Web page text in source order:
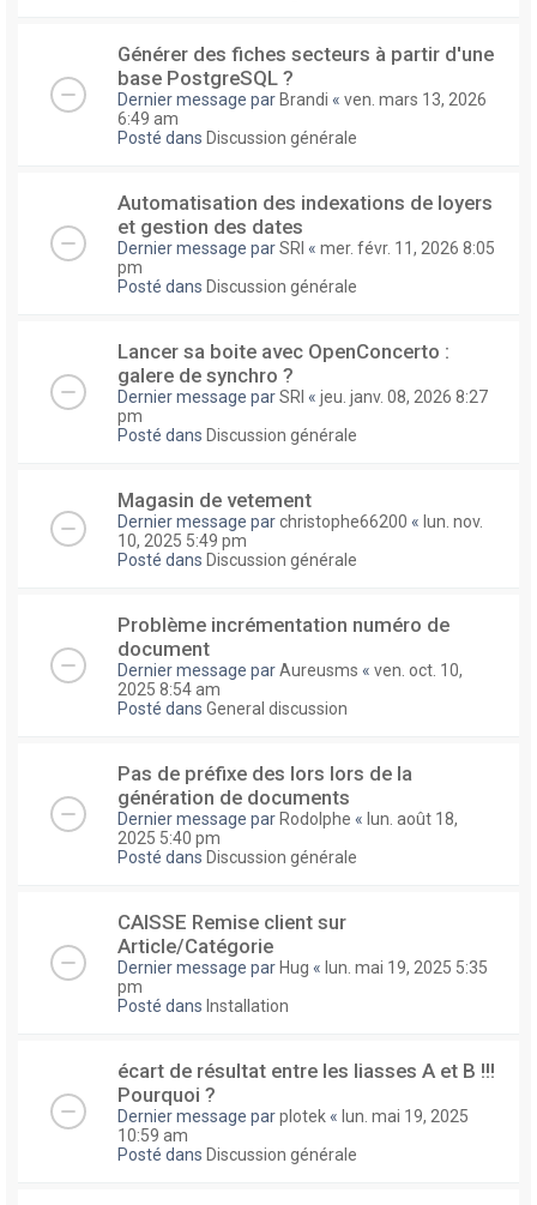
Générer des fiches secteurs à partir d'une
base PostgreSQL ?
Dernier message par Brandi « ven. mars 13, 2026
6:49 am
Posté dans Discussion générale
Automatisation des indexations de loyers
et gestion des dates
Dernier message parSRI « mer. févr. 11, 2026 8:05
pm
Posté dans Discussion générale
Lancer sa boite avec OpenConcerto :
galere de synchro ?
Dernier message parSRI « jeu. janv. 08, 2026 8:27
pm
Posté dans Discussion générale
Magasin de vetement
Dernier message parchristophe66200 « lun. nov.
10, 2025 5:49 pm
Posté dans Discussion générale
Problème incrémentation numéro de
document
Dernier message parAureusms « ven. oct. 10,
2025 8:54 am
Posté dans General discussion
Pas de préfixe des lors lors de la
génération de documents
Dernier message par Rodolphe « lun. août 18,
2025 5:40 pm
Posté dans Discussion générale
CAISSE Remise client sur
Article/Catégorie
Dernier message par Hug « lun. mai 19, 2025 5:35
pm
Posté dans Installation
écart de résultat entre les liasses A et B !!!
Pourquoi ?
Dernier message parplotek « lun. mai 19, 2025
10:59 am
Posté dans Discussion générale